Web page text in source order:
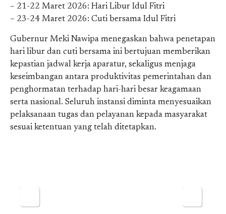
– 21-22 Maret 2026: Hari Libur Idul Fitri
– 23-24 Maret 2026: Cuti bersama Idul Fitri
Gubernur Meki Nawipa menegaskan bahwa penetapan
hari libur dan cuti bersama ini bertujuan memberikan
kepastian jadwal kerja aparatur, sekaligus menjaga
keseimbangan antara produktivitas pemerintahan dan
penghormatan terhadap hari-hari besar keagamaan
serta nasional. Seluruh instansi diminta menyesuaikan
pelaksanaan tugas dan pelayanan kepada masyarakat
sesuai ketentuan yang telah ditetapkan.